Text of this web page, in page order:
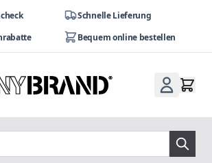
Schnelle Lieferung
Bequem online bestellen